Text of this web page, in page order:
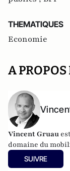
THEMATIQUES
Economie
A
Vincent Gruau
domaine du
SUIVRE